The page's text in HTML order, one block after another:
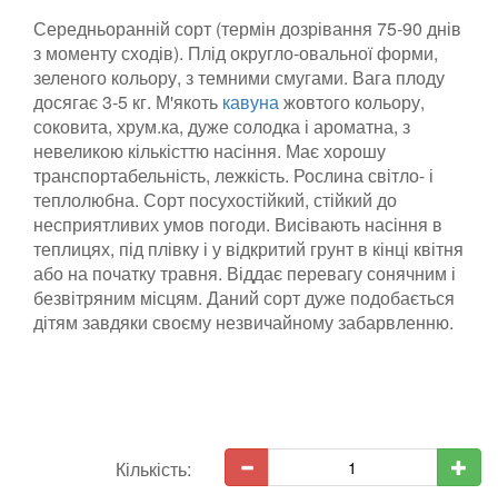
Середньоранній сорт (термін дозрівання 75-90 днів
з моменту сходів). Плід округло-овальної форми,
зеленого кольору, з темними смугами. Вага плоду
досягає 3-5 кг. М'якоть кавунажовтого кольору,
соковита, хрум.ка, дуже солодка і ароматна, з
невеликою кількісттю насіння. Має хорошу
транспортабельність, лежкість. Рослина світло- і
теплолюбна. Сорт посухостійкий, стійкий до
несприятливих умов погоди. Висівають насіння в
теплицях, під плівку і у відкритий грунт в кінці квітня
або на початку травня. Віддає перевагу сонячним і
безвітряним місцям. Даний сорт дуже подобається
дітям завдяки своєму незвичайному забарвленню.
Кількість: